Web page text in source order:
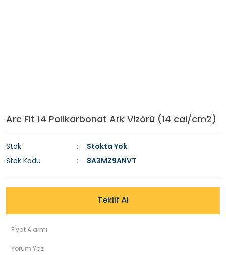
Arc Fit 14 Polikarbonat Ark Vizörü (14 cal/cm2)
Stok
Stokta Yok
Stok Kodu
8A3MZ9ANVT
Teklif Al
Fiyat Alarmı
Yorum Yaz